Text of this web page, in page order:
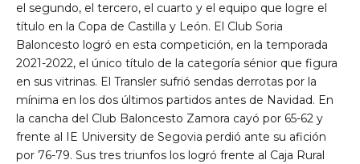
el segundo, el tercero, el cuarto y el equipo que logre el
título en la Copa de Castilla y León. El Club Soria
Baloncesto logró en esta competición, en la temporada
2021-2022, el único título de la categoría sénior que figura
en sus vitrinas. El Transler sufrió sendas derrotas por la
mínima en los dos últimos partidos antes de Navidad. En
la cancha del Club Baloncesto Zamora cayó por 65-62 y
frente al IE University de Segovia perdió ante su afición
por 76-79. Sus tres triunfos los logró frente al Caja Rural